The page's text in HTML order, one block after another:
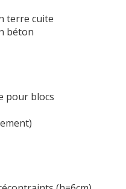
terre cuite
béton
pour blocs